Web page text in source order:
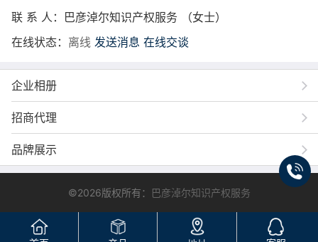
联 系 人：巴彦淖尔知识产权服务 （女士）
在线状态： 离线 发送消息 在线交谈
企业相册
招商代理
品牌展示
©2026版权所有： 巴彦淖尔知识产权服务